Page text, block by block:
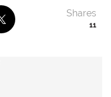
11
Shares